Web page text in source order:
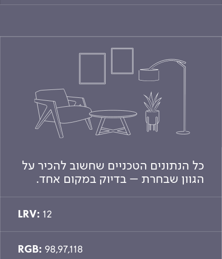
כל הנתונים הטכניים שחשוב להכיר על
הגוון שבחרת – בדיוק במקום אחד.
LRV: 12
RGB: 98,97,118